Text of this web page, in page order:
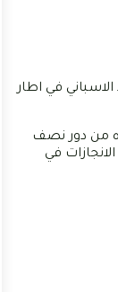
مدريد الاسباني في اطار
من دور نصف
الانجازات في